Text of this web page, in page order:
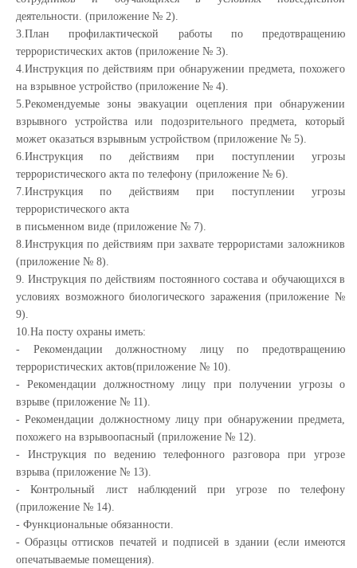
деятельности. (приложение № 2).
3.План профилактической работы по предотвращению
террористических актов (приложение № 3).
4.Инструкция по действиям при обнаружении предмета, похожего
на взрывное устройство (приложение № 4).
5.Рекомендуемые зоны эвакуации оцепления при обнаружении
взрывного устройства или подозрительного предмета, который
может оказаться взрывным устройством (приложение № 5).
6.Инструкция по действиям при поступлении угрозы
террористического акта по телефону (приложение № 6).
7.Инструкция по действиям при поступлении угрозы
террористического акта
в письменном виде (приложение № 7).
8.Инструкция по действиям при захвате террористами заложников
(приложение № 8).
9. Инструкция по действиям постоянного состава и обучающихся в
условиях возможного биологического заражения (приложение №
9).
10.На посту охраны иметь:
- Рекомендации должностному лицу по предотвращению
террористических актов(приложение № 10).
- Рекомендации должностному лицу при получении угрозы о
взрыве (приложение № 11).
- Рекомендации должностному лицу при обнаружении предмета,
похожего на взрывоопасный (приложение № 12).
- Инструкция по ведению телефонного разговора при угрозе
взрыва (приложение № 13).
- Контрольный лист наблюдений при угрозе по телефону
(приложение № 14).
- Функциональные обязанности.
- Образцы оттисков печатей и подписей в здании (если имеются
опечатываемые помещения).